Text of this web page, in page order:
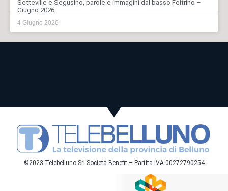
Setteville e Segusino, parole e immagini dal basso Feltrino –
Giugno 2026
4 Giugno 2026
©2023 Telebelluno Srl Società Benefit – Partita IVA 00272790254